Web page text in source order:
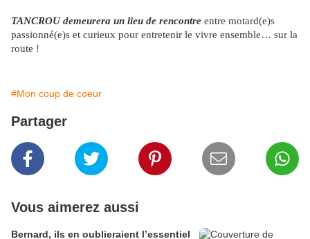
TANCROU demeurera un lieu de rencontre entre motard(e)s
passionné(e)s et curieux pour entretenir le vivre ensemble… sur la
route !
#Mon coup de coeur
Partager
Vous aimerez aussi
Bernard, ils en oublieraient l’essentiel